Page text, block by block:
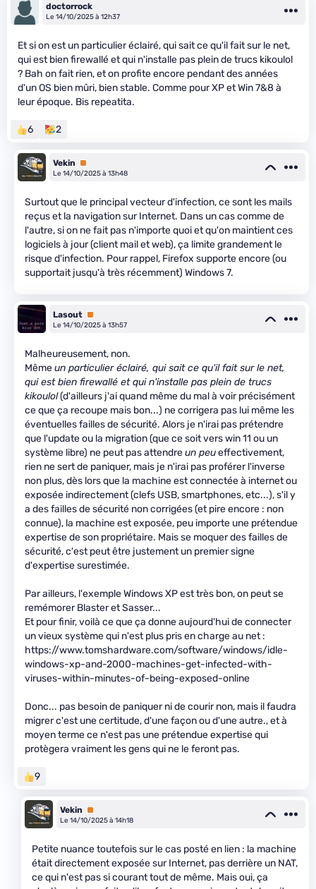
doctorrock
Le 14/10/2025 à 12h37
Et si on est un particulier éclairé, qui sait ce qu'il fait sur le net,
qui est bien firewallé et qui n'installe pas plein de trucs kikoulol
? Bah on fait rien, et on profite encore pendant des années
d'un OS bien mûri, bien stable. Comme pour XP et Win 7&8 à
leur époque. Bis repeatita.
6 2
Vekin
Premium
Le 14/10/2025 à 13h48
Surtout que le principal vecteur d'infection, ce sont les mails
reçus et la navigation sur Internet. Dans un cas comme de
l'autre, si on ne fait pas n'importe quoi et qu'on maintient ces
logiciels à jour (client mail et web), ça limite grandement le
risque d'infection. Pour rappel, Firefox supporte encore (ou
supportait jusqu'à très récemment) Windows 7.
Lasout Premium
Le 14/10/2025 à 13h57
Malheureusement, non.
Mêmeun particulier éclairé, qui sait ce qu'il fait sur le net,
qui est bien firewallé et qui n'installe pas plein de trucs
kikoulol(d'ailleurs j'ai quand même du mal à voir précisément
ce que ça recoupe mais bon...) ne corrigera pas lui même les
éventuelles failles de sécurité. Alors je n'irai pas prétendre
que l'update ou la migration (que ce soit vers win 11 ou un
système libre) ne peut pas attendreun peueffectivement,
rien ne sert de paniquer, mais je n'irai pas proférer l'inverse
non plus, dès lors que la machine est connectée à internet ou
exposée indirectement (clefs USB, smartphones, etc...), s'il y
a des failles de sécurité non corrigées (et pire encore : non
connue), la machine est exposée, peu importe une prétendue
expertise de son propriétaire. Mais se moquer des failles de
sécurité, c'est peut être justement un premier signe
d'expertise surestimée.
Par ailleurs, l'exemple Windows XP est très bon, on peut se
remémorer Blaster et Sasser...
Et pour finir, voilà ce que ça donne aujourd'hui de connecter
un vieux système qui n'est plus pris en charge au net :
https://www.tomshardware.com/software/windows/idle-
windows-xp-and-2000-machines-get-infected-with-
viruses-within-minutes-of-being-exposed-online
Donc... pas besoin de paniquer ni de courir non, mais il faudra
migrer c'est une certitude, d'une façon ou d'une autre., et à
moyen terme ce n'est pas une prétendue expertise qui
protègera vraiment les gens qui ne le feront pas.
9
Vekin
Premium
Le 14/10/2025 à 14h18
Petite nuance toutefois sur le cas posté en lien : la machine
était directement exposée sur Internet, pas derrière un NAT,
ce qui n'est pas si courant tout de même. Mais oui, ça